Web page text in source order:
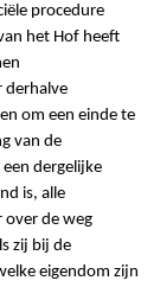
procedure
het Hof heeft
derhalve
om een einde te
van de
dergelijke
is, alle
over de weg
zij bij de
eigendom zijn